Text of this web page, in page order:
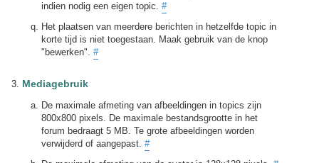
indien nodig een eigen topic. #
Het plaatsen van meerdere berichten in hetzelfde topic in
korte tijd is niet toegestaan. Maak gebruik van de knop
"bewerken". #
Mediagebruik
De maximale afmeting van afbeeldingen in topics zijn
800x800 pixels. De maximale bestandsgrootte in het
forum bedraagt 5 MB. Te grote afbeeldingen worden
verwijderd of aangepast. #